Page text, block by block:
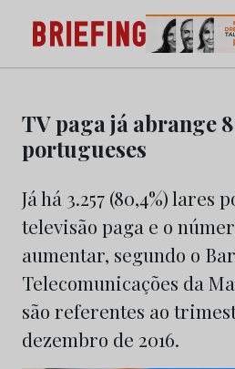
content
Briefing: Todas as notícias
Marketing e da Publicidade
TV paga já abrange
portugueses
Já há 3.257 (80,4%) lares
televisão paga e o
aumentar, segundo o
Telecomunicações da
são referentes ao
dezembro de 2016.